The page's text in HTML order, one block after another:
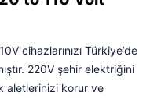
cihazlarınızı Türkiye’de
220V şehir elektriğini
aletlerinizi korur ve